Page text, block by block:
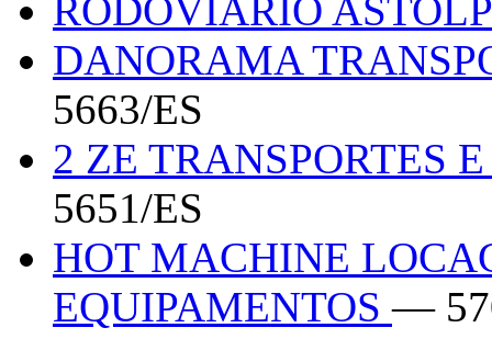
RODOVIARIO
DANORAMA
5663/ES
2 ZE TRANSPORTES
5651/ES
HOT MACHINE
EQUIPAMENTOS—